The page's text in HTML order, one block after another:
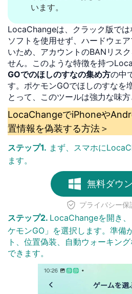
います。
LocaChangeは、クラック版で
ソフトを使用せず、ハードウェ
いため、アカウントのBANリス
せん。このような特徴を持つ
GOでのほしのすなの集め方の中
す。ポケモンGOでほしのすなを
とって、このツールは強力な味方
LocaChangeでiPhoneや
置情報を偽装する方法＞
ステップ1. まず、スマホに
ます。
無料ダウ
プライバシー
ステップ2. LocaChangeを開き
ケモンGO」を選択します。準備
ト、位置偽装、自動ウォーキン
できます。